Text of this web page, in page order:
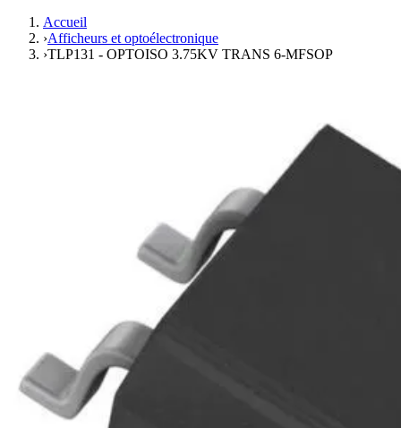
Accueil
›Afficheurs et optoélectronique
›TLP131 - OPTOISO 3.75KV TRANS 6-MFSOP